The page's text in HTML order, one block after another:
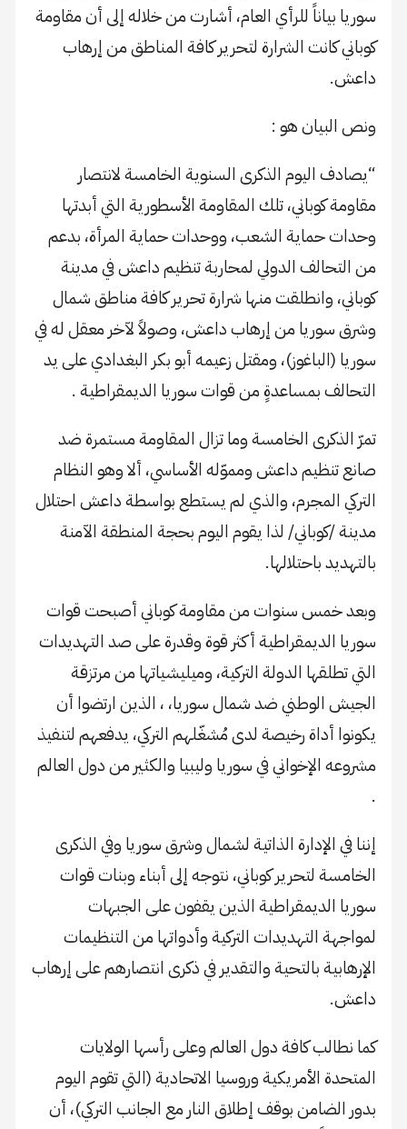
سوريا بياناً للرأي العام، أشارت من خلاله إلى أن مقاومة
كوباني كانت الشرارة لتحرير كافة المناطق من إرهاب
داعش.
ونص البيان هو :
“يصادف اليوم الذكرى السنوية الخامسة لانتصار
مقاومة كوباني، تلك المقاومة الأسطورية التي أبدتها
وحدات حماية الشعب، ووحدات حماية المرأة، بدعم
من التحالف الدولي لمحاربة تنظيم داعش في مدينة
كوباني، وانطلقت منها شرارة تحرير كافة مناطق شمال
وشرق سوريا من إرهاب داعش، وصولاً لآخر معقل له في
سوريا (الباغوز)، ومقتل زعيمه أبو بكر البغدادي على يد
التحالف بمساعدةٍ من قوات سوريا الديمقراطية .
تمرّ الذكرى الخامسة وما تزال المقاومة مستمرة ضد
صانع تنظيم داعش ومموّله الأساسي، ألا وهو النظام
التركي المجرم، والذي لم يستطع بواسطة داعش احتلال
مدينة /كوباني/ لذا يقوم اليوم بحجة المنطقة الآمنة
بالتهديد باحتلالها.
وبعد خمس سنوات من مقاومة كوباني أصبحت قوات
سوريا الديمقراطية أكثر قوة وقدرة على صد التهديدات
التي تطلقها الدولة التركية، وميليشياتها من مرتزقة
الجيش الوطني ضد شمال سوريا، ، الذين ارتضوا أن
يكونوا أداة رخيصة لدى مُشغّلهم التركي، يدفعهم لتنفيذ
مشروعه الإخواني في سوريا وليبيا والكثير من دول العالم
.
إننا في الإدارة الذاتية لشمال وشرق سوريا وفي الذكرى
الخامسة لتحرير كوباني، نتوجه إلى أبناء وبنات قوات
سوريا الديمقراطية الذين يقفون على الجبهات
لمواجهة التهديدات التركية وأدواتها من التنظيمات
الإرهابية بالتحية والتقدير في ذكرى انتصارهم على إرهاب
داعش.
كما نطالب كافة دول العالم وعلى رأسها الولايات
المتحدة الأمريكية وروسيا الاتحادية (التي تقوم اليوم
بدور الضامن بوقف إطلاق النار مع الجانب التركي)، أن